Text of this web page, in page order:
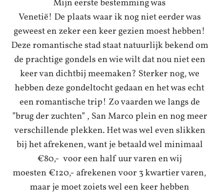
Mijn eerste bestemming was
Venetië! De plaats waar ik nog niet eerder was
geweest en zeker een keer gezien moest hebben!
Deze romantische stad staat natuurlijk bekend om
de prachtige gondels en wie wilt dat nou niet een
keer van dichtbij meemaken? Sterker nog, we
hebben deze gondeltocht gedaan en het was echt
een romantische trip! Zo vaarden we langs de
”brug der zuchten” , San Marco plein en nog meer
verschillende plekken. Het was wel even slikken
bij het afrekenen, want je betaald wel minimaal
€80,- voor een half uur varen en wij
moesten €120,- afrekenen voor 3 kwartier varen,
maar je moet zoiets wel een keer hebben